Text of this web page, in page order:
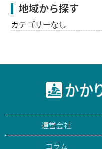
地域から探す
カテゴリーなし
運営会社
コラム